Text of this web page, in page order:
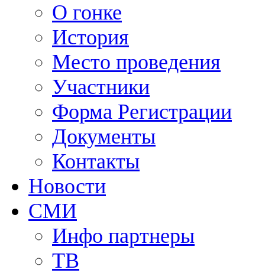
О гонке
История
Место проведения
Участники
Форма Регистрации
Документы
Контакты
Новости
СМИ
Инфо партнеры
ТВ